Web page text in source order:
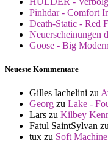
Pinhdar - Comfort
Death-Static - Red
Neuerscheinungen
Goose - Big
Neueste Kommentare
Gilles Iachelini zu
Georg zu Lake -
Lars zu Kilbey
Fatul SaintSylvan zu
tux zu Soft